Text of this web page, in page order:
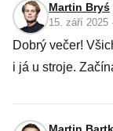
Martin Bryś
15. září 2025
Dobrý večer!
i já u stroje.